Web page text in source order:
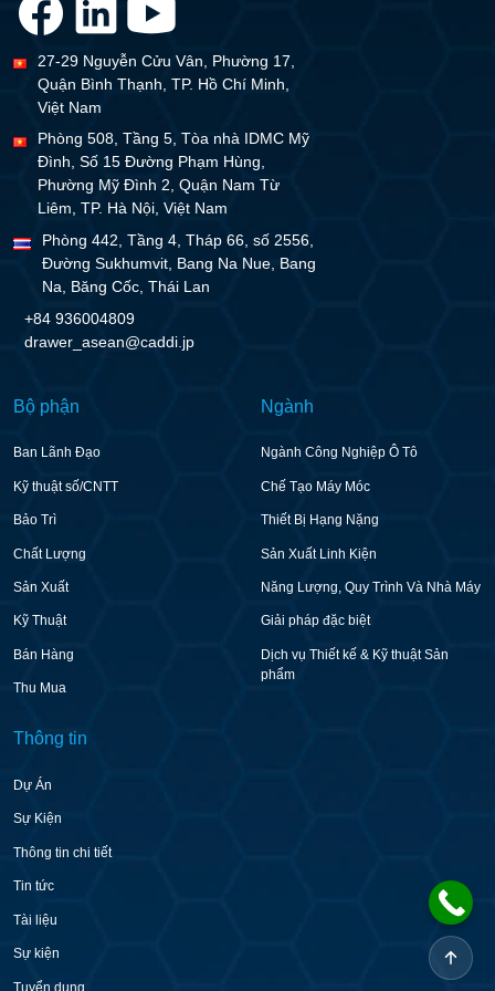
27-29 Nguyễn Cửu Vân, Phường 17,
Quận Bình Thạnh, TP. Hồ Chí Minh,
Việt Nam
Phòng 508, Tầng 5, Tòa nhà IDMC Mỹ
Đình, Số 15 Đường Phạm Hùng,
Phường Mỹ Đình 2, Quận Nam Từ
Liêm, TP. Hà Nội, Việt Nam
Phòng 442, Tầng 4, Tháp 66, số 2556,
Đường Sukhumvit, Bang Na Nue, Bang
Na, Băng Cốc, Thái Lan
+84 936004809
drawer_asean@caddi.jp
Bộ phận
Ban Lãnh Đạo
Kỹ thuật số/CNTT
Bảo Trì
Chất Lượng
Sản Xuất
Kỹ Thuật
Bán Hàng
Thu Mua
Ngành
Ngành Công Nghiệp Ô Tô
Chế Tạo Máy Móc
Thiết Bị Hạng Nặng
Sản Xuất Linh Kiện
Năng Lượng, Quy Trình Và Nhà Máy
Giải pháp đặc biệt
Dịch vụ Thiết kế & Kỹ thuật Sản
phẩm
Thông tin
Dự Án
Sự Kiện
Thông tin chi tiết
Tin tức
Tài liệu
Sự kiện
Tuyển dụng